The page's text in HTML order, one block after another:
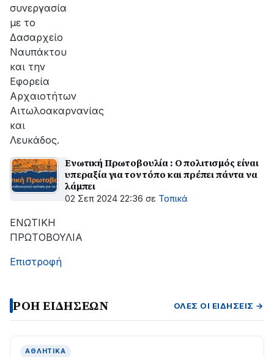
συνεργασία
με το
Δασαρχείο
Ναυπάκτου
και την
Εφορεία
Αρχαιοτήτων
Αιτωλοακαρνανίας
και
Λευκάδος.
Ενωτική Πρωτοβουλία : Ο πολιτισμός είναι
υπεραξία για τον τόπο και πρέπει πάντα να
λάμπει
02 Σεπ 2024 22:36 σε Τοπικά
ΕΝΩΤΙΚΗ
ΠΡΩΤΟΒΟΥΛΙΑ
Επιστροφή
ΡΟΗ ΕΙΔΗΣΕΩΝ ΌΛΕΣ ΟΙ ΕΙΔΉΣΕΙΣ →
ΑΘΛΗΤΙΚΆ